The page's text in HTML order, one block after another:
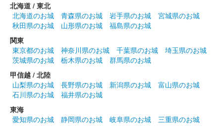
安中城 御城印 武田軍冬版
100枚限定
安中城 御城印 井伊家冬限定版
北海道 / 東北
北海道のお城
青森県のお城 岩手県のお城
宮城県のお城
秋田県のお城
山形県のお城
福島県のお城
関東
東京都のお城
神奈川県のお城 千葉県のお城
埼玉県のお城
茨城県のお城
栃木県のお城
群馬県のお城
甲信越 / 北陸
山梨県のお城
長野県のお城 新潟県のお城
富山県のお城
石川県のお城
福井県のお城
東海
愛知県のお城
静岡県のお城 岐阜県のお城
三重県のお城